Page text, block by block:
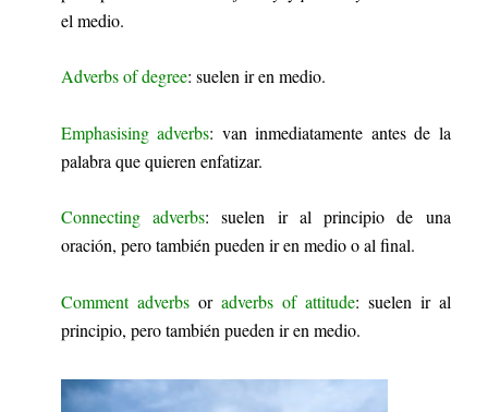
el medio.
Adverbs of degree: suelen ir en medio.
Emphasising adverbs: van inmediatamente antes de la
palabra que quieren enfatizar.
Connecting adverbs: suelen ir al principio de una
oración, pero también pueden ir en medio o al final.
Comment adverbs or adverbs of attitude: suelen ir al
principio, pero también pueden ir en medio.